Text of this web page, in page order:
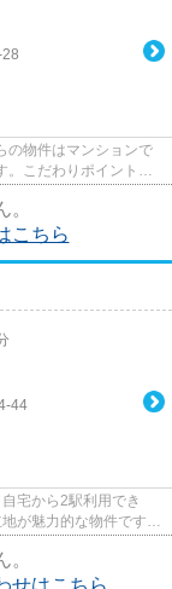
28
の物件はマンションで
。こだわりポイント満
こちら
44
宅から2駅利用でき
が魅力的な物件です。
せはこちら